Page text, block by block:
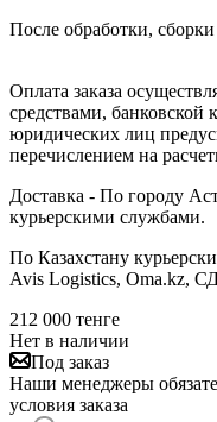
После обработки,
Оплата заказа
средствами, банковской
юридических лиц
перечислением на
Доставка - По городу
курьерскими службами.
По Казахстану
Avis Logistics, Oma.kz,
212 000 тенге
Нет в наличии
Под заказ
Наши менеджеры
условия заказа